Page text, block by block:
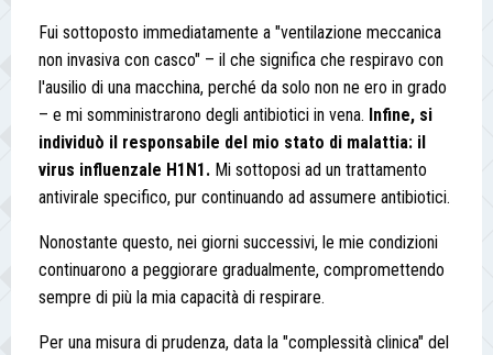
Fui sottoposto immediatamente a "ventilazione meccanica
non invasiva con casco" – il che significa che respiravo con
l'ausilio di una macchina, perché da solo non ne ero in grado
– e mi somministrarono degli antibiotici in vena. Infine, si
individuò il responsabile del mio stato di malattia: il
virus influenzale H1N1. Mi sottoposi ad un trattamento
antivirale specifico, pur continuando ad assumere antibiotici.
Nonostante questo, nei giorni successivi, le mie condizioni
continuarono a peggiorare gradualmente, compromettendo
sempre di più la mia capacità di respirare.
Per una misura di prudenza, data la "complessità clinica" del